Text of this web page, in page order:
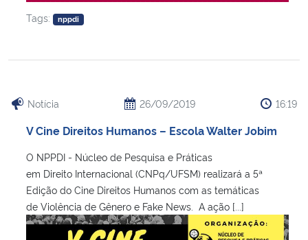
Tags: nppdi
Notícia 26/09/2019 16:19
V Cine Direitos Humanos – Escola Walter Jobim
O NPPDI - Núcleo de Pesquisa e Práticas
em Direito Internacional (CNPq/UFSM) realizará a 5ª
Edição do Cine Direitos Humanos com as temáticas
de Violência de Gênero e Fake News. A ação [...]